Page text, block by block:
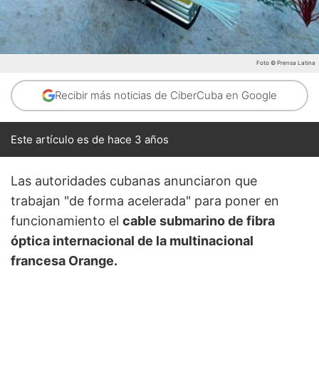
Foto © Prensa Latina
Recibir más noticias de CiberCuba en Google
Este artículo es de hace 3 años
Las autoridades cubanas anunciaron que
trabajan "de forma acelerada" para poner en
funcionamiento el cable submarino de fibra
óptica internacional de la multinacional
francesa Orange.